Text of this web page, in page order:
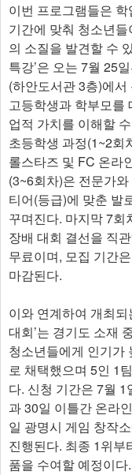
이번 프로그램들은
기간에 맞춰 청소년
의 소질을 발견할 수
특강’은 오는 7월 25
(하안도서관 3층)에서
고등학생과 학부모를
업적 가치를 이해할
초등학생 과정(1~2회
롤스타즈 및 FC 온라
(3~6회차)은 전문가
티어(등급)에 맞춘 발
꾸며진다. 마지막 7회
장배 대회 결선을 직
무료이며, 모집 기간
마감된다.
이와 연계하여 개최
대회’는 경기도 소재
청소년들에게 인기가
로 채택했으며 5인 1
다. 신청 기간은 7월
과 30일 이틀간 온라
일 광명시 게임 창작
진행된다. 최종 1위부
품을 수여할 예정이다.